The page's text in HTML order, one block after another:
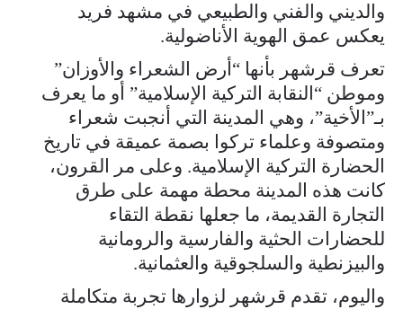
والديني والفني والطبيعي في مشهد فريد
يعكس عمق الهوية الأناضولية.
تعرف قرشهر بأنها “أرض الشعراء والأوزان”
وموطن “النقابة التركية الإسلامية” أو ما يعرف
بـ”الأخية”، وهي المدينة التي أنجبت شعراء
ومتصوفة وعلماء تركوا بصمة عميقة في تاريخ
الحضارة التركية الإسلامية. وعلى مر القرون،
كانت هذه المدينة محطة مهمة على طرق
التجارة القديمة، ما جعلها نقطة التقاء
للحضارات الحثية والفارسية والرومانية
والبيزنطية والسلجوقية والعثمانية.
واليوم، تقدم قرشهر لزوارها تجربة متكاملة